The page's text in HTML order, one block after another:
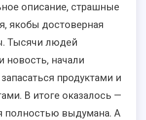
описание, страшные
якобы достоверная
Тысячи людей
новость, начали
продуктами и
В итоге оказалось —
полностью выдумана. А